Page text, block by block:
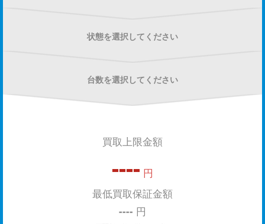
状態を選択してください
台数を選択してください
買取上限金額
---- 円
最低買取保証金額
---- 円